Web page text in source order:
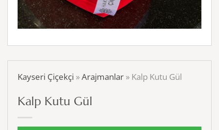
Kayseri Çiçekçi »Arajmanlar» Kalp Kutu Gül
Kalp Kutu Gül